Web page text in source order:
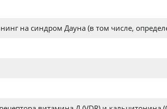
на синдром Дауна (в том числе,